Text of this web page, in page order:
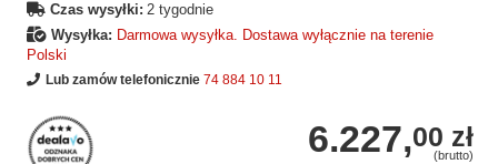
Czas wysyłki: 2 tygodnie
Wysyłka: Darmowa wysyłka. Dostawa wyłącznie na terenie
Polski
Lub zamów telefonicznie 74 884 10 11
6.227,00 zł
(brutto)